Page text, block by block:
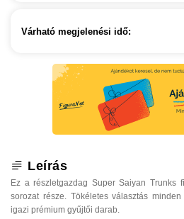
Várható megjelenési idő:
Leírás
Ez a részletgazdag Super Saiyan Trunks
sorozat része. Tökéletes választás
igazi prémium gyűjtői darab.